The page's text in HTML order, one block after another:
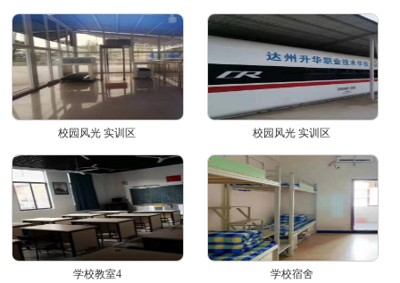
校园风光 实训区 校园风光 实训区
学校教室4 学校宿舍